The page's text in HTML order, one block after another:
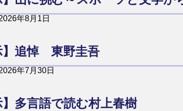
年8月1日
】追悼 東野圭吾
年7月30日
】多言語で読む村上春樹